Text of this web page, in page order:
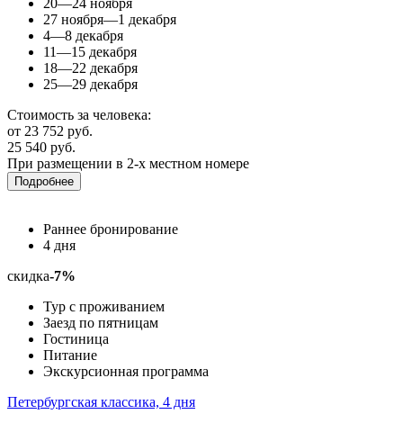
27 ноября—1 декабря
4—8 декабря
11—15 декабря
18—22 декабря
25—29 декабря
Стоимость за человека:
от 23 752 руб.
25 540 руб.
При размещении в 2-х местном номере
Подробнее
Раннее бронирование
4 дня
скидка-7%
Тур с проживанием
Заезд по пятницам
Гостиница
Питание
Экскурсионная программа
Петербургская классика, 4 дня